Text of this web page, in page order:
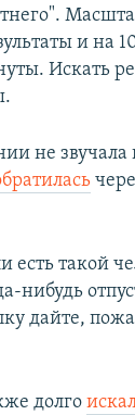
и на
Искать
не звучала
есть такой
нибудь
дайте,
долго